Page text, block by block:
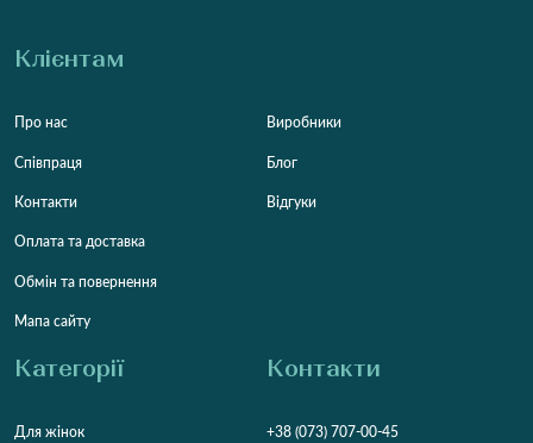
Клієнтам
Про нас
Співпраця
Контакти
Оплата та доставка
Обмін та повернення
Мапа сайту
Виробники
Блог
Відгуки
Категорії
Для жінок
Контакти
+38 (073) 707-00-45